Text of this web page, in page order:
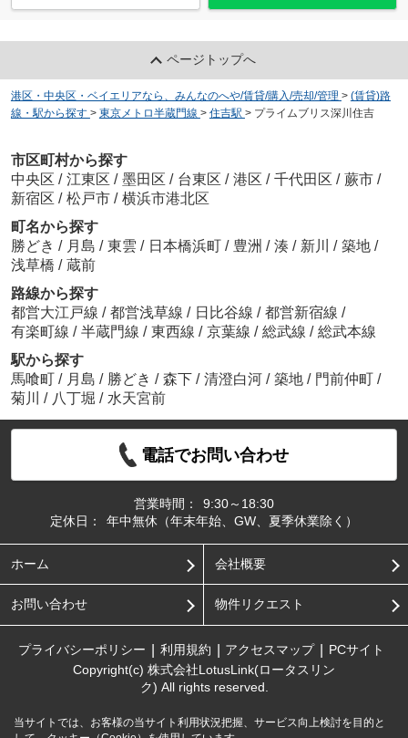
ページトップへ
港区・中央区・ベイエリアなら、みんなのへや/賃貸/購入/売却/管理 > (賃貸)路
線・駅から探す > 東京メトロ半蔵門線 > 住吉駅 > プライムブリス深川住吉
市区町村から探す
中央区 / 江東区 / 墨田区 / 台東区 / 港区 / 千代田区 / 蕨市 /
新宿区 / 松戸市 / 横浜市港北区
町名から探す
勝どき / 月島 / 東雲 / 日本橋浜町 / 豊洲 / 湊 / 新川 / 築地 /
浅草橋 / 蔵前
路線から探す
都営大江戸線 / 都営浅草線 / 日比谷線 / 都営新宿線 /
有楽町線 / 半蔵門線 / 東西線 / 京葉線 / 総武線 / 総武本線
駅から探す
馬喰町 / 月島 / 勝どき / 森下 / 清澄白河 / 築地 / 門前仲町 /
菊川
/ 八丁堀 / 水天宮前
電話でお問い合わせ
営業時間：
9:30～18:30
定休日：
年中無休（年末年始、GW、夏季休業除く）
ホーム 会社概要
お問い合わせ 物件リクエスト
プライバシーポリシー 利用規約 アクセスマップ
PCサイト
Copyright(c) 株式会社LotusLink(ロータスリン
ク) All rights reserved.
当サイトでは、お客様の当サイト利用状況把握、サービス向上検討を目的と